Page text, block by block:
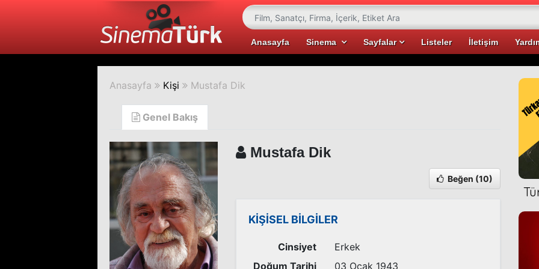
Anasayfa Sinema Sayfalar Listeler İletişim
Anasayfa Kişi Mustafa Dik
Genel Bakış
Mustafa Dik
Beğen (10)
KİŞİSEL BİLGİLER
Cinsiyet
Erkek
Doğum Tarihi
03 Ocak 1943